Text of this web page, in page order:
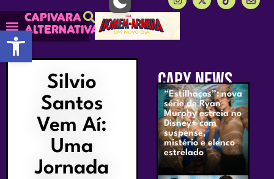
Abrir a barra de ferramentas
Capivara
alternativa
Silvio
Santos
Vem Aí:
Uma
Jornada
CAPY NEWS
“Estilhaços”: nova
série de Ryan
Murphy estreia no
Disney+ com
suspense,
mistério e elenco
estrelado